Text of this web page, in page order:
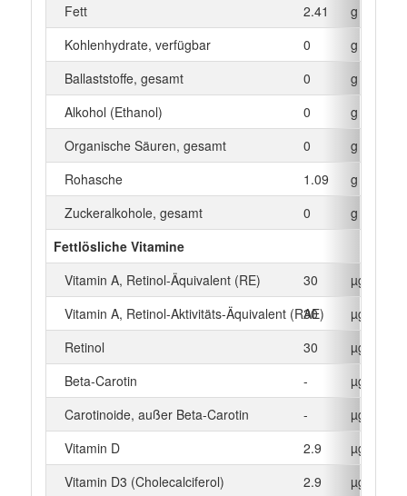
Fett
2.41
g
Kohlenhydrate, verfügbar
0
g
Ballaststoffe, gesamt
0
g
Alkohol (Ethanol)
0
g
Organische Säuren, gesamt
0
g
Rohasche
1.09
g
Zuckeralkohole, gesamt
0
g
Fettlösliche Vitamine
Vitamin A, Retinol-Äquivalent (RE)
30
µg
Vitamin A, Retinol-Aktivitäts-Äquivalent (RAE)
30
µg
Retinol
30
µg
Beta‑Carotin
-
µg
Carotinoide, außer Beta-Carotin
-
µg
Vitamin D
2.9
µg
Vitamin D3 (Cholecalciferol)
2.9
µg